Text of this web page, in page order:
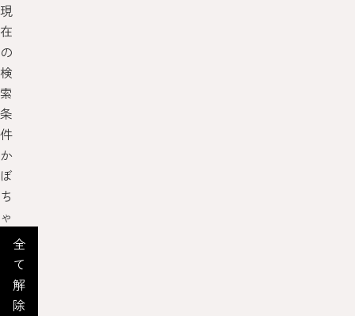
現
在
の
検
索
条
件
か
ぼ
ち
ゃ
全
て
解
除